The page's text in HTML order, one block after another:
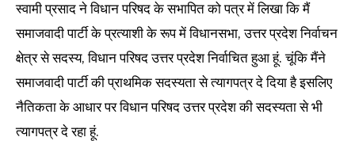
स्वामी प्रसाद ने विधान परिषद के सभापित को पत्र में लिखा कि मैं
समाजवादी पार्टी के प्रत्याशी के रूप में विधानसभा, उत्तर प्रदेश निर्वाचन
क्षेत्र से सदस्य, विधान परिषद उत्तर प्रदेश निर्वाचित हुआ हूं. चूंकि मैंने
समाजवादी पार्टी की प्राथमिक सदस्यता से त्यागपत्र दे दिया है इसलिए
नैतिकता के आधार पर विधान परिषद उत्तर प्रदेश की सदस्यता से भी
त्यागपत्र दे रहा हूं.